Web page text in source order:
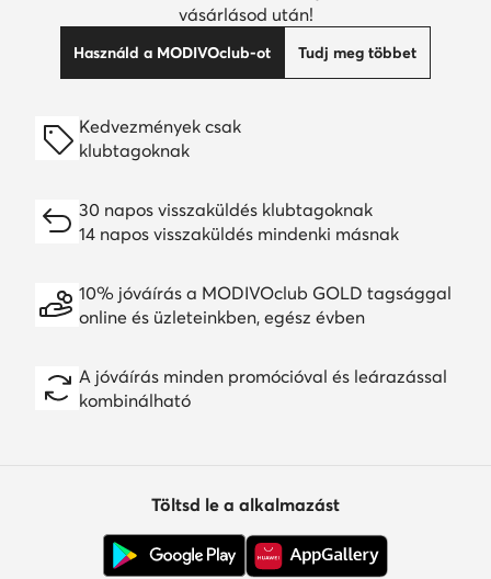
vásárlásod után!
Használd a MODIVOclub-ot Tudj meg többet
Kedvezmények csak
klubtagoknak
30 napos visszaküldés klubtagoknak
14 napos visszaküldés mindenki másnak
10% jóváírás a MODIVOclub GOLD tagsággal
online és üzleteinkben, egész évben
A jóváírás minden promócióval és leárazással
kombinálható
Töltsd le a alkalmazást